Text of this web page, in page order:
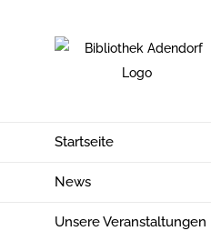
Startseite
News
Unsere Veranstaltungen